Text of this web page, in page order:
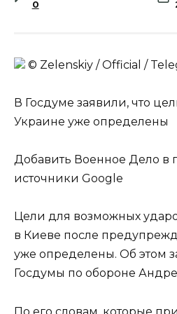
0
© Zеlеnskiу / Оfficiаl /
В Госдуме заявили, что
Украине уже определены
Добавить Военное Дело в
источники Google
Цели для возможных
в Киеве после
уже определены. Об этом
Госдумы по обороне
По его словам, которые